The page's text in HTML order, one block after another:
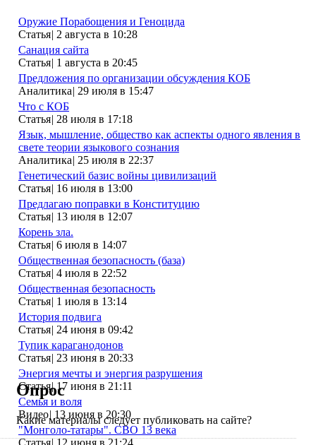
Оружие Порабощения и Геноцида
Статья| 2 августа в 10:28
Санация сайта
Статья| 1 августа в 20:45
Предложения по организации обсуждения КОБ
Аналитика| 29 июля в 15:47
Что с КОБ
Статья| 28 июля в 17:18
Язык, мышление, общество как аспекты одного явления в
свете теории языкового сознания
Аналитика| 25 июля в 22:37
Генетический базис войны цивилизаций
Статья| 16 июля в 13:00
Предлагаю поправки в Конституцию
Статья| 13 июля в 12:07
Корень зла.
Статья| 6 июля в 14:07
Общественная безопасность (база)
Статья| 4 июля в 22:52
Общественная безопасность
Статья| 1 июля в 13:14
История подвига
Статья| 24 июня в 09:42
Тупик караганодонов
Статья| 23 июня в 20:33
Энергия мечты и энергия разрушения
Статья| 17 июня в 21:11
Семья и воля
Видео| 13 июня в 20:30
"Монголо-татары". СВО 13 века
Опрос
Какие материалы следует публиковать на сайте?